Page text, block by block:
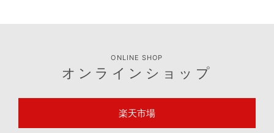
ONLINE SHOP
オンラインショップ
楽天市場